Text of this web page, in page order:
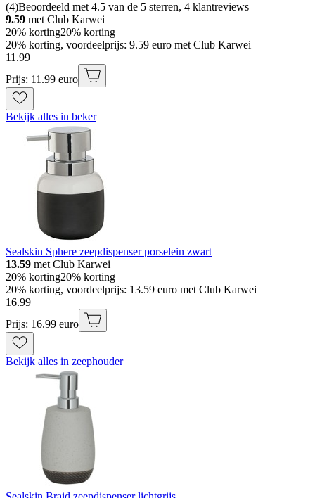
(4)Beoordeeld met 4.5 van de 5 sterren, 4 klantreviews
9.59 met Club Karwei
20% korting20% korting
20% korting, voordeelprijs: 9.59 euro met Club Karwei
11 .99
Prijs: 11.99 euro
Bekijk alles in beker
Sealskin Sphere zeepdispenser porselein zwart
13.59 met Club Karwei
20% korting20% korting
20% korting, voordeelprijs: 13.59 euro met Club Karwei
16.99
Prijs: 16.99 euro
Bekijk alles in zeephouder